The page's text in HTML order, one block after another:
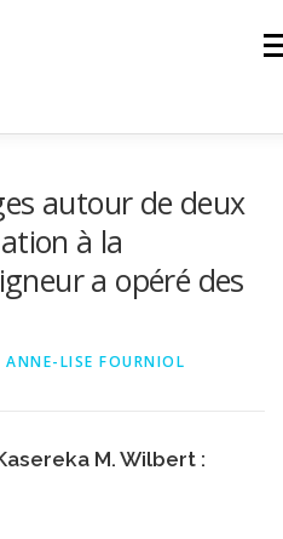
ESPACE MEMBRES
autour de deux
à la
a opéré des
ANNE-LISE FOURNIOL
M. Wilbert :